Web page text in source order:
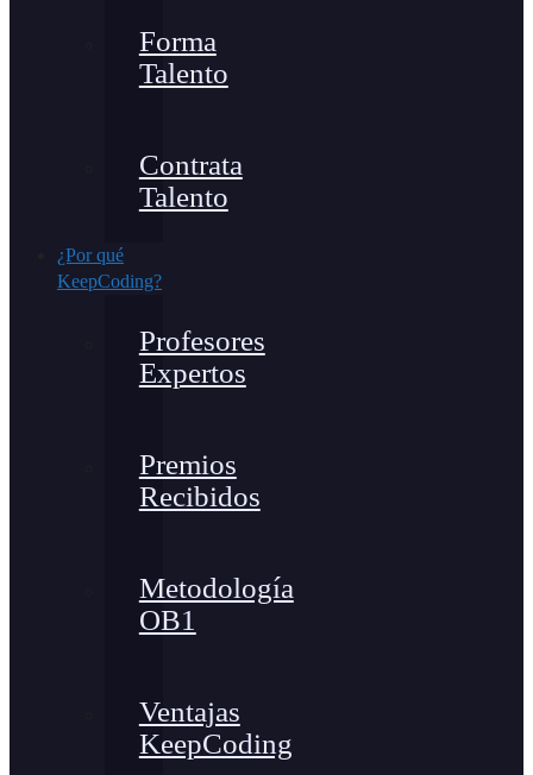
Forma
Talento
Contrata
Talento
¿Por qué
KeepCoding?
Profesores
Expertos
Premios
Recibidos
Metodología
OB1
Ventajas
KeepCoding